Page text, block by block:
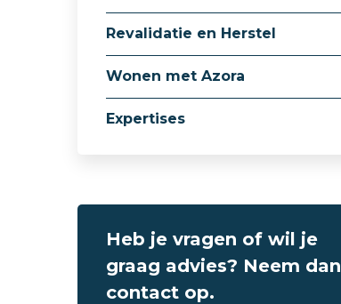
Revalidatie en Herstel
Wonen met Azora
Expertises
Heb je vragen of wil je
graag advies? Neem dan
contact op.